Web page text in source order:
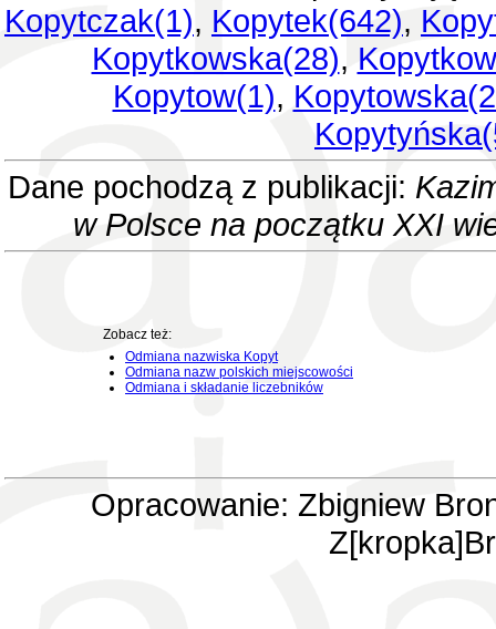
Kopytczak(1), Kopytek(642),
Kopytkowska(28),
Kopytow(1),
Dane pochodzą z publikacji:
w Polsce na początku XXI
Zobacz też:
Odmiana nazwiska Kopyt
Odmiana nazw polskich miejscowości
Odmiana i składanie liczebników
Opracowanie: Zbigniew